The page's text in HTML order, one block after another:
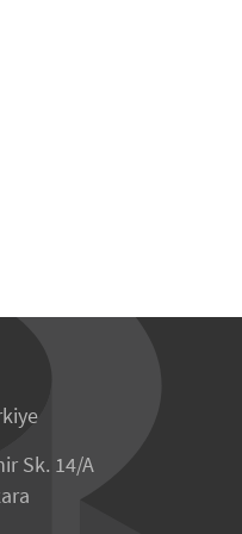
Sk. 14/A